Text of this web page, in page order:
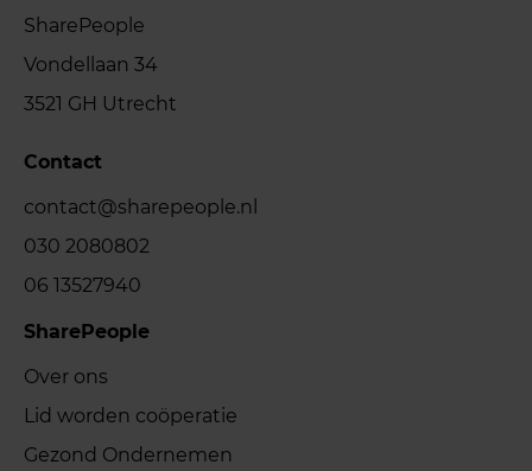
SharePeople
Vondellaan 34
3521 GH Utrecht
Contact
contact@sharepeople.nl
030 2080802
06 13527940
SharePeople
Over ons
Lid worden coöperatie
Gezond Ondernemen